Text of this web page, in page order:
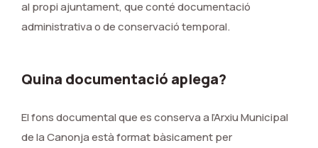
al propi ajuntament, que conté documentació
administrativa o de conservació temporal.
Quina documentació aplega?
El fons documental que es conserva a l’Arxiu Municipal
de la Canonja està format bàsicament per